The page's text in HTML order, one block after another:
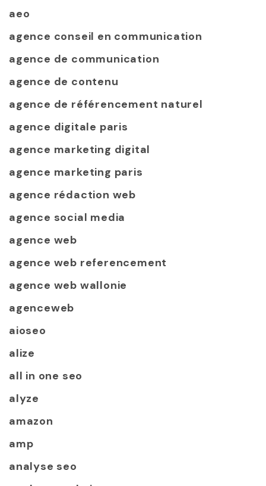
aeo
agence conseil en communication
agence de communication
agence de contenu
agence de référencement naturel
agence digitale paris
agence marketing digital
agence marketing paris
agence rédaction web
agence social media
agence web
agence web referencement
agence web wallonie
agenceweb
aioseo
alize
all in one seo
alyze
amazon
amp
analyse seo